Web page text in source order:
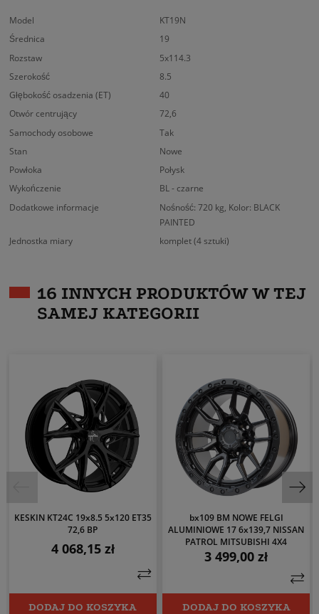
Model
KT19N
Średnica
19
Rozstaw
5x114.3
Szerokość
8.5
Głębokość osadzenia (ET)
40
Otwór centrujący
72,6
Samochody osobowe
Tak
Stan
Nowe
Powłoka
Połysk
Wykończenie
BL - czarne
Dodatkowe informacje
Nośność: 720 kg, Kolor: BLACK
PAINTED
Jednostka miary
komplet (4 sztuki)
16 INNYCH PRODUKTÓW W TEJ
SAMEJ KATEGORII
KESKIN KT24C 19x8.5 5x120 ET35
72,6 BP
Cena
4 068,15 zł
DODAJ DO KOSZYKA
bx109 BM NOWE FELGI
ALUMINIOWE 17 6x139,7 NISSAN
PATROL MITSUBISHI 4X4
Cena
3 499,00 zł
DODAJ DO KOSZYKA